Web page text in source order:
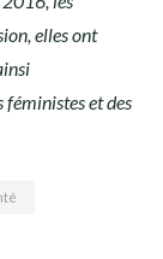
elles ont
féministes et des